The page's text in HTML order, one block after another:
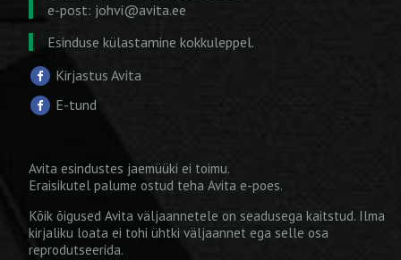
e-post: johvi@avita.ee
Esinduse külastamine kokkuleppel.
Kirjastus Avita
E-tund
Avita esindustes jaemüüki ei toimu.
Eraisikutel palume ostud teha Avita e-poes.
Kõik õigused Avita väljaannetele on seadusega kaitstud. Ilma
kirjaliku loata ei tohi ühtki väljaannet ega selle osa
reprodutseerida.